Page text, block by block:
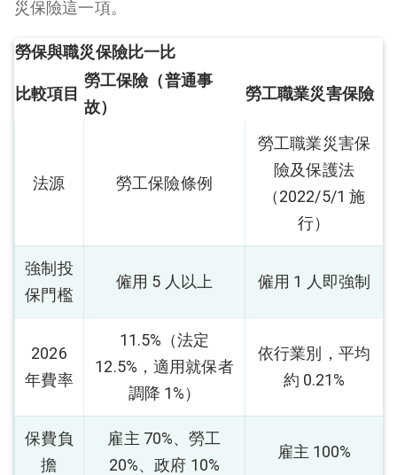
災保險這一項。
勞保與職災保險比一比
比較項目
勞工保險（普通事
故）
勞工職業災害保險
法源 勞工保險條例
勞工職業災害保
險及保護法
（2022/5/1 施
行）
強制投
保門檻
僱用 5 人以上 僱用 1 人即強制
2026
年費率
11.5%（法定
12.5%，適用就保者
調降 1%）
依行業別，平均
約 0.21%
保費負
擔
雇主 70%、勞工
20%、政府 10%
雇主 100%